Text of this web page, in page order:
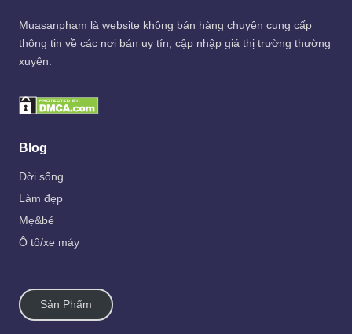
Muasanpham là website không bán hàng chuyên cung cấp
thông tin về các nơi bán uy tín, cập nhập giá thị trường thường
xuyên.
Blog
Đời sống
Làm đẹp
Mẹ&bé
Ô tô/xe máy
Sản Phẩm